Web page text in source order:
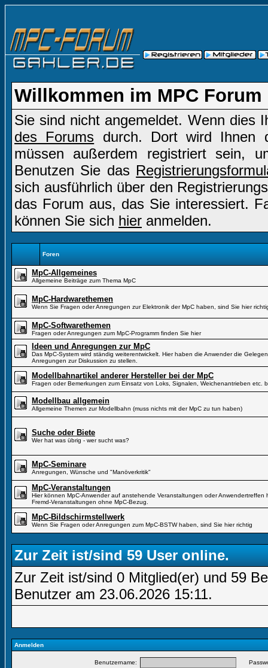
Willkommen im MPC Forum
Sie sind nicht angemeldet. Wenn
des Forums durch. Dort wird Ihnen
müssen außerdem registriert sein,
Benutzen Sie das
sich ausführlich über den
das Forum aus, das Sie interessiert.
können Sie sich hier anmelden.
Foren
MpC-Allgemeines
Allgemeine Beiträge zum Thema MpC
MpC-Hardwarethemen
Wenn Sie Fragen oder Anregungen zur Elektronik der MpC haben, sind Sie hier
MpC-Softwarethemen
Fragen oder Anregungen zum MpC-Programm finden Sie hier
Ideen und Anregungen zur MpC
Das MpC-System wird ständig weiterentwickelt. Hier haben die Anwender die
Anregungen zur Diskussion zu stellen.
Modellbahnartikel anderer Hersteller bei der MpC
Fragen oder Bemerkungen zum Einsatz von Loks, Signalen, Weichenantrieben etc.
Modellbau allgemein
Allgemeine Themen zur Modellbahn (muss nichts mit der MpC zu tun haben)
Suche oder Biete
Wer hat was übrig - wer sucht was?
MpC-Seminare
Anregungen, Wünsche und "Manöverkritik"
MpC-Veranstaltungen
Hier können MpC-Anwender auf anstehende Veranstaltungen oder Anwendertreffen
Fremd-Veranstaltungen ohne MpC-Bezug.
MpC-Bildschirmstellwerk
Wenn Sie Fragen oder Anregungen zum MpC-BSTW haben, sind Sie hier richtig
Zur Zeit ist/sind 59 User online.
Zur Zeit ist/sind 0 Mitglied(er) und 59
Benutzer am 23.06.2026 15:11.
Anmelden
Benutzername: